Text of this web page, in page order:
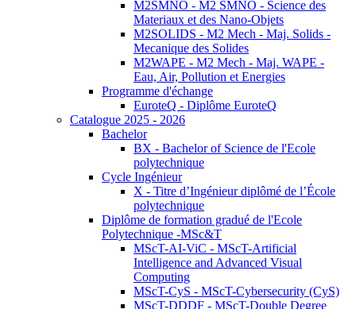
M2SMNO - M2 SMNO - Science des
Materiaux et des Nano-Objets
M2SOLIDS - M2 Mech - Maj. Solids -
Mecanique des Solides
M2WAPE - M2 Mech - Maj. WAPE -
Eau, Air, Pollution et Energies
Programme d'échange
EuroteQ - Diplôme EuroteQ
Catalogue 2025 - 2026
Bachelor
BX - Bachelor of Science de l'Ecole
polytechnique
Cycle Ingénieur
X - Titre d’Ingénieur diplômé de l’École
polytechnique
Diplôme de formation gradué de l'Ecole
Polytechnique -MSc&T
MScT-AI-ViC - MScT-Artificial
Intelligence and Advanced Visual
Computing
MScT-CyS - MScT-Cybersecurity (CyS)
MScT-DDDF - MScT-Double Degree